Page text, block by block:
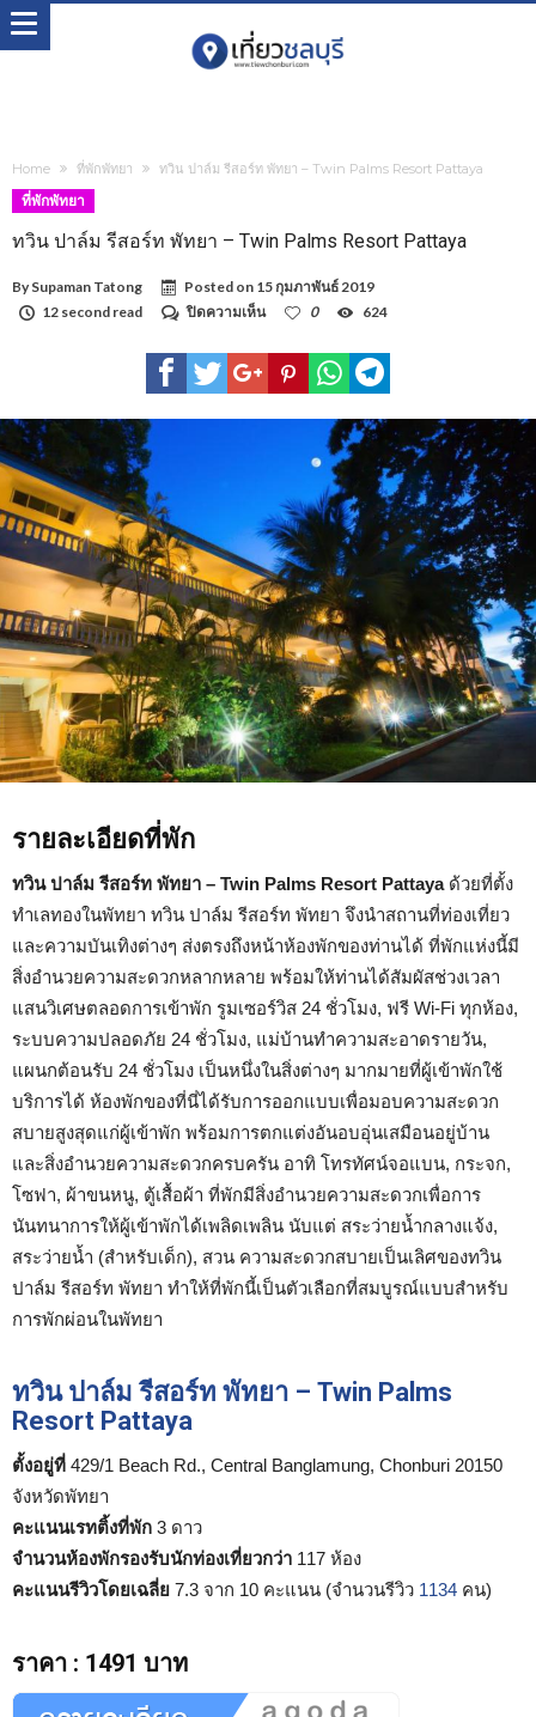
Home ที่พักพัทยา ทวิน ปาล์ม รีสอร์ท พัทยา – Twin Palms Resort Pattaya
ที่พักพัทยา
ทวิน ปาล์ม รีสอร์ท พัทยา – Twin Palms Resort Pattaya
By Supaman Tatong Posted on 15 กุมภาพันธ์ 2019
12 second read
ปิดความเห็นบน
ปาล์ม
รีสอร์ท
พัทยา
Resort
0 624
รายละเอียดที่พัก
ทวิน ปาล์ม รีสอร์ท พัทยา – Twin Palms Resort Pattayaด้วยที่ตั้ง
ทำเลทองในพัทยา ทวิน ปาล์ม รีสอร์ท พัทยา จึงนำสถานที่ท่องเที่ยว
และความบันเทิงต่างๆ ส่งตรงถึงหน้าห้องพักของท่านได้ ที่พักแห่งนี้มี
สิ่งอำนวยความสะดวกหลากหลาย พร้อมให้ท่านได้สัมผัสช่วงเวลา
แสนวิเศษตลอดการเข้าพัก รูมเซอร์วิส 24 ชั่วโมง, ฟรี Wi-Fi ทุกห้อง,
ระบบความปลอดภัย 24 ชั่วโมง, แม่บ้านทำความสะอาดรายวัน,
แผนกต้อนรับ 24 ชั่วโมง เป็นหนึ่งในสิ่งต่างๆ มากมายที่ผู้เข้าพักใช้
บริการได้ ห้องพักของที่นี่ได้รับการออกแบบเพื่อมอบความสะดวก
สบายสูงสุดแก่ผู้เข้าพัก พร้อมการตกแต่งอันอบอุ่นเสมือนอยู่บ้าน
และสิ่งอำนวยความสะดวกครบครัน อาทิ โทรทัศน์จอแบน, กระจก,
โซฟา, ผ้าขนหนู, ตู้เสื้อผ้า ที่พักมีสิ่งอำนวยความสะดวกเพื่อการ
นันทนาการให้ผู้เข้าพักได้เพลิดเพลิน นับแต่ สระว่ายน้ำกลางแจ้ง,
สระว่ายน้ำ (สำหรับเด็ก), สวน ความสะดวกสบายเป็นเลิศของทวิน
ปาล์ม รีสอร์ท พัทยา ทำให้ที่พักนี้เป็นตัวเลือกที่สมบูรณ์แบบสำหรับ
การพักผ่อนในพัทยา
ทวิน ปาล์ม รีสอร์ท พัทยา – Twin Palms
Resort Pattaya
ตั้งอยู่ที่ 429/1 Beach Rd., Central Banglamung, Chonburi 20150
จังหวัดพัทยา
คะแนนเรทติ้งที่พัก 3 ดาว
จำนวนห้องพักรองรับนักท่องเที่ยวกว่า 117 ห้อง
คะแนนรีวิวโดยเฉลี่ย 7.3 จาก 10 คะแนน (จำนวนรีวิว 1134 คน)
ราคา : 1491 บาท